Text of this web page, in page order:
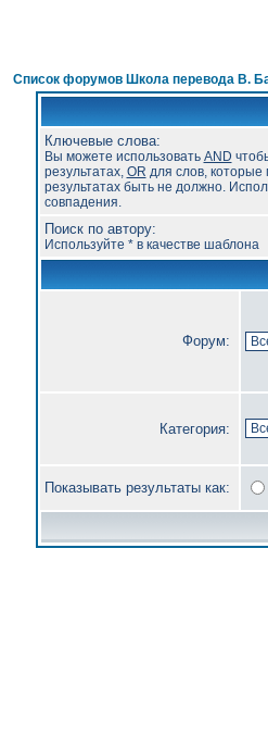
Список форумов Школа перевода В.
Ключевые слова:
Вы можете использовать AND
результатах, OR для слов, которые
результатах быть не должно.
совпадения.
Поиск по автору:
Используйте * в качестве шаблона
Форум:
Категория:
Показывать результаты как: